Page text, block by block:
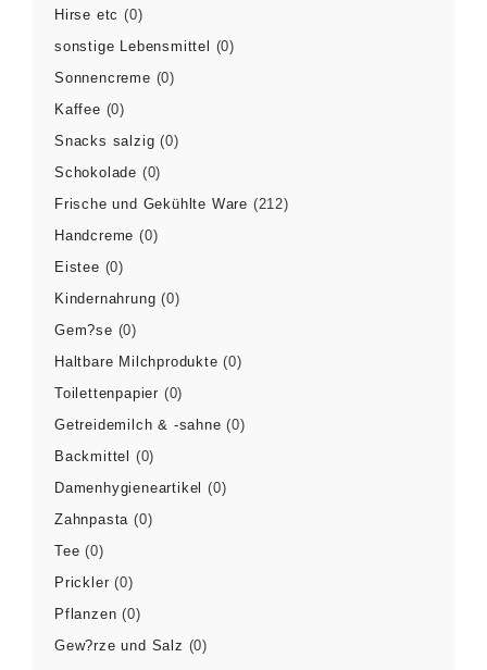
Hirse etc (0)
sonstige Lebensmittel
(0)
Sonnencreme (0)
Kaffee (0)
Snacks salzig (0)
Schokolade (0)
Frische und Gekühlte Ware (212)
Handcreme (0)
Eistee (0)
Kindernahrung (0)
Gem?se (0)
Haltbare Milchprodukte (0)
Toilettenpapier (0)
Getreidemilch & -sahne (0)
Backmittel
(0)
Damenhygieneartikel
(0)
Zahnpasta (0)
Tee (0)
Prickler (0)
Pflanzen (0)
Gew?rze und Salz (0)